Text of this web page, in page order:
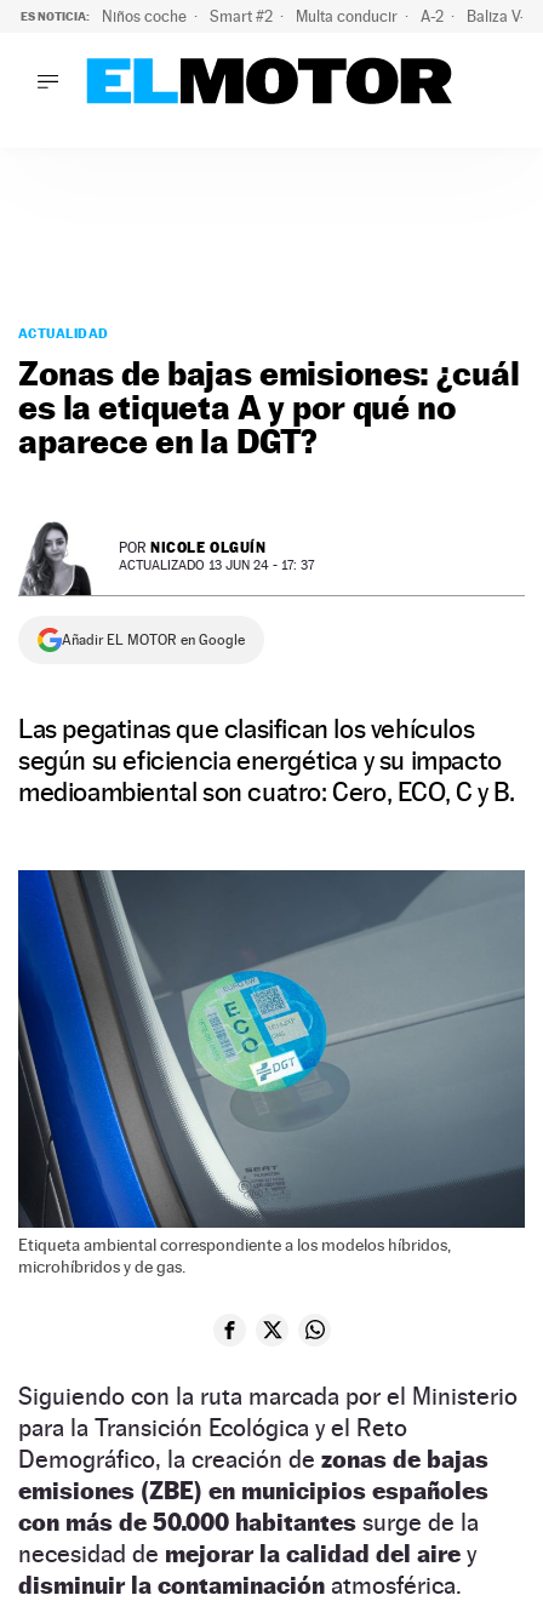
ES NOTICIA: Niños coche Smart #2 Multa conducir A-2 Baliza V-
PODCAST
MOTOS
TECNOLOGÍA
MOTORTV
SERVICIOS
NEWSLETTER
SÍGUENOS
ACTUALIDAD
Zonas de bajas emisiones: ¿cuál
es la etiqueta A y por qué no
aparece en la DGT?
POR NICOLE OLGUÍN
ACTUALIZADO 13 JUN 24 - 17: 37
Añadir EL MOTOR en Google
Las pegatinas que clasifican los vehículos
según su eficiencia energética y su impacto
medioambiental son cuatro: Cero, ECO, C y B.
Etiqueta ambiental correspondiente a los modelos híbridos,
microhíbridos y de gas.
Siguiendo con la ruta marcada por el Ministerio
para la Transición Ecológica y el Reto
Demográfico, la creación de zonas de bajas
emisiones (ZBE) en municipios españoles
con más de 50.000 habitantes surge de la
necesidad de mejorar la calidad del aire y
disminuir la contaminación atmosférica.